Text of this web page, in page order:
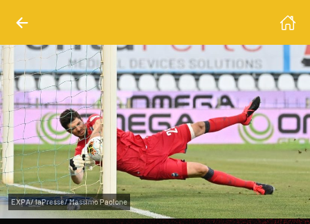
EXPA/ laPresse/ Massimo Paolone